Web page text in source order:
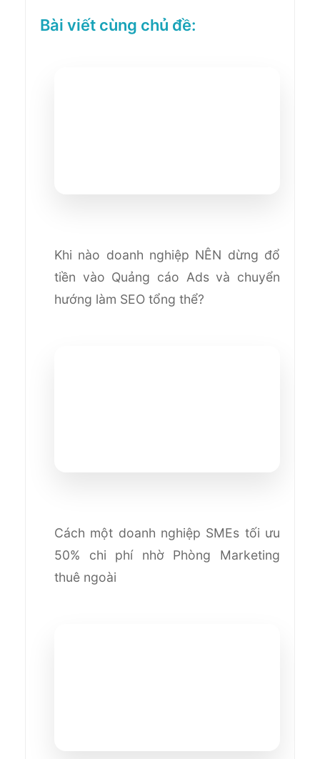
Bài viết cùng chủ đề:
Khi nào doanh nghiệp NÊN dừng đổ
tiền vào Quảng cáo Ads và chuyển
hướng làm SEO tổng thể?
Cách một doanh nghiệp SMEs tối ưu
50% chi phí nhờ Phòng Marketing
thuê ngoài